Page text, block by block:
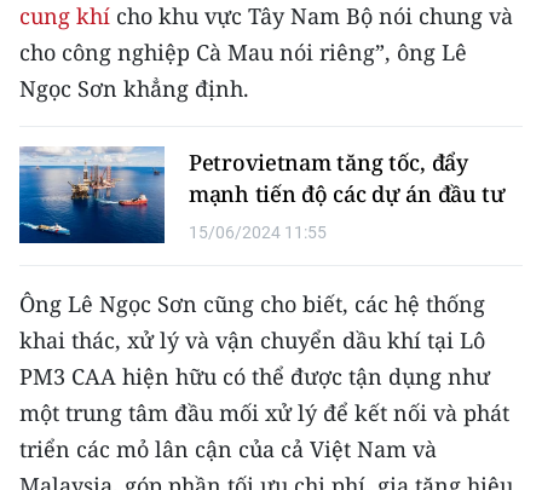
cung khí cho khu vực Tây Nam Bộ nói chung và
cho công nghiệp Cà Mau nói riêng”, ông Lê
Ngọc Sơn khẳng định.
Petrovietnam tăng tốc, đẩy
mạnh tiến độ các dự án đầu tư
15/06/2024 11:55
Ông Lê Ngọc Sơn cũng cho biết, các hệ thống
khai thác, xử lý và vận chuyển dầu khí tại Lô
PM3 CAA hiện hữu có thể được tận dụng như
một trung tâm đầu mối xử lý để kết nối và phát
triển các mỏ lân cận của cả Việt Nam và